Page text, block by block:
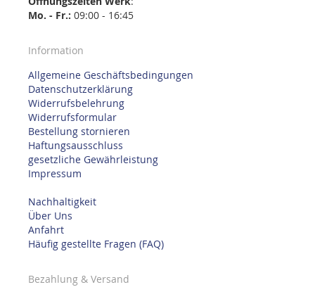
Mo. - Fr.: 09:00 - 16:45
Information
Allgemeine Geschäftsbedingungen
Datenschutzerklärung
Widerrufsbelehrung
Widerrufsformular
Bestellung stornieren
Haftungsausschluss
gesetzliche Gewährleistung
Impressum
Nachhaltigkeit
Über Uns
Anfahrt
Häufig gestellte Fragen (FAQ)
Bezahlung & Versand